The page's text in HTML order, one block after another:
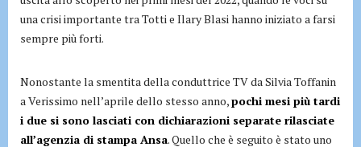
una crisi importante tra Totti e Ilary Blasi hanno iniziato a farsi
sempre più forti.
Nonostante la smentita della conduttrice TV da Silvia Toffanin
a Verissimo nell’aprile dello stesso anno,pochi mesi più tardi
i due si sono lasciati con dichiarazioni separate rilasciate
all’agenzia di stampa Ansa. Quello che è seguito è stato uno